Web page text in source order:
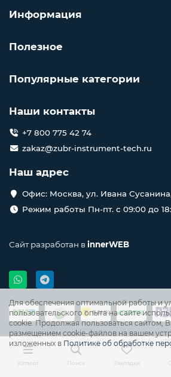
Для обеспечения оптимальной работы и
пользовательского опыта на сайте
cookie. Продолжая пользоваться сайтом,
размещением cookie-файлов на вашем
изложенных в Политике об обработке
Информация
Полезное
Популярные категории
Наши контакты
+7 800 775 42 74
zakaz@zubr-instrument-tech.ru
Наш адрес
Офис: Москва, ул. Ивана Сусанина,
Режим работы Пн-пт. с 09:00 до
Сайт разработан вinnerWEB
Каталог Поиск Закладки